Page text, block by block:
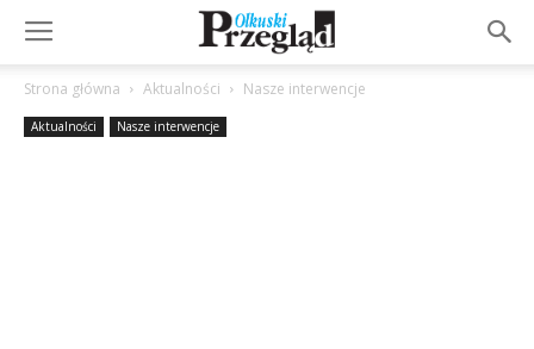
Strona główna Aktualności Nasze interwencje
Aktualności Nasze interwencje